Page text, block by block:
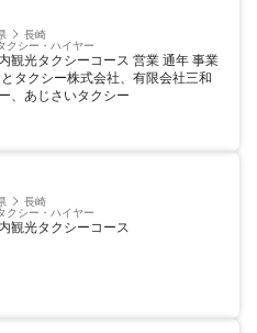
長崎
クシー・ハイヤー
観光タクシーコース 営業 通年 事業
タクシー株式会社、有限会社三和
、あじさいタクシー
長崎
クシー・ハイヤー
観光タクシーコース